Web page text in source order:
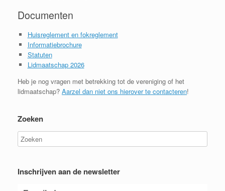
Documenten
Huisreglement en fokreglement
Informatiebrochure
Statuten
Lidmaatschap 2026
Heb je nog vragen met betrekking tot de vereniging of het
lidmaatschap? Aarzel dan niet ons hierover te contacteren!
Zoeken
Inschrijven aan de newsletter